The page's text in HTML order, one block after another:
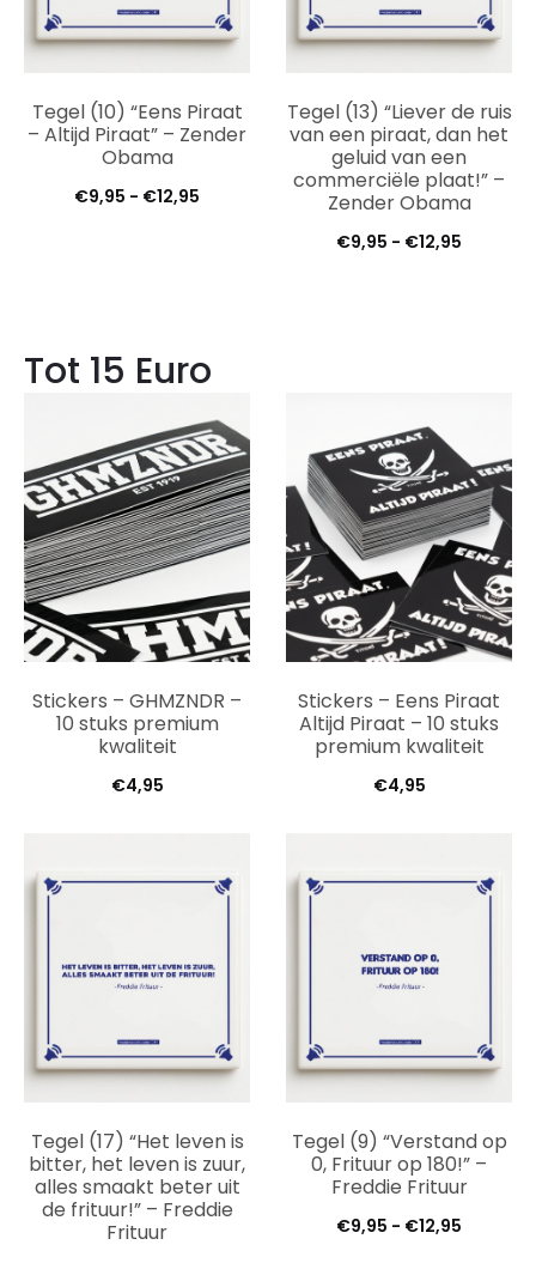
Tegel (10) “Eens Piraat
– Altijd Piraat” – Zender
Obama
€9,95 - €12,95 Prijsklasse:
Tegel (13) “Liever de ruis
van een piraat, dan het
geluid van een
commerciële plaat!” –
Zender Obama
€9,95 - €12,95
Tot 15 Euro
Stickers – GHMZNDR –
10 stuks premium
kwaliteit
€4,95
Stickers – Eens Piraat
Altijd Piraat – 10 stuks
premium kwaliteit
€4,95
Tegel (17) “Het leven is
bitter, het leven is zuur,
alles smaakt beter uit
de frituur!” – Freddie
Frituur
Tegel (9) “Verstand op
0, Frituur op 180!” –
Freddie Frituur
€9,95 - €12,95